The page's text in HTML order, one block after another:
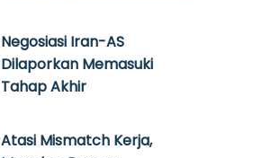
Negosiasi Iran-AS
Dilaporkan Memasuki
Tahap Akhir
Atasi Mismatch Kerja,